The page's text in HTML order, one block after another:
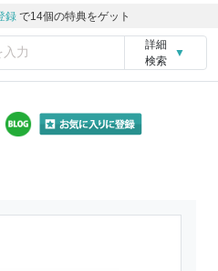
録 で14個の特典をゲット
詳細
検索
▼